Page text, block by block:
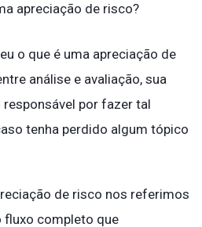
apreciação de risco?
o que é uma apreciação de
análise e avaliação, sua
por fazer tal
tenha perdido algum tópico
de risco nos referimos
fluxo completo que